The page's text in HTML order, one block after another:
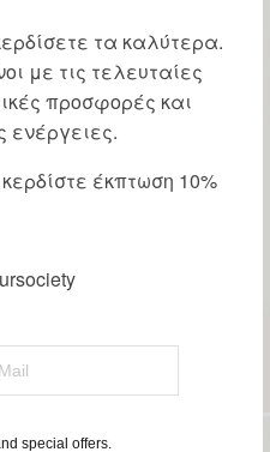
τα καλύτερα.
με τις τελευταίες
προσφορές και
ενέργειες.
έκπτωση 10%
special offers.